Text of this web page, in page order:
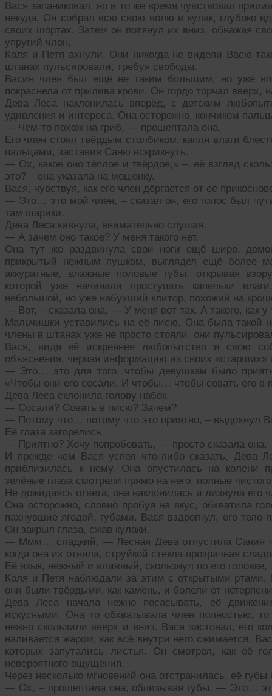
Вася запаниковал, но в то же время чувствовал
некуда. Он собрал всю свою волю в кулак, глубоко
своих шортах. Затем он потянул их вниз, обнажая
упругий член.
Коля и Петя ахнули. Они никогда не видели Васю
штанах пульсировали, требуя свободы.
Васин член был ещё не таким большим, но уже
покраснела от прилива крови. Он гордо торчал вверх,
Дева Леса наклонилась вперёд, с детским
удивления и интереса. Она осторожно, кончиком
— Чем-то похож на гриб, — прошептала она.
Его член стоял твёрдым столбиком, капля влаги
пальцами, заставив Саню вскрикнуть.
— Ох, какое оно тёплое и твёрдое,» –, её взгляд
это? – она указала на мошонку.
Вася, чувствуя, как его член дёргается от её
— Это… это мой член, – сказал он, его голос был
там шарики.
Дева Леса кивнула, внимательно слушая.
— А зачем оно такое? У меня такого нет.
Она тут же раздвинула свои ноги ещё шире,
прикрытый нежным пушком, выглядел ещё более
аккуратные, влажные половые губы, открывая
которой уже начинали проступать капельки
небольшой, но уже набухший клитор, похожий на
— Вот, – сказала она. — У меня вот так. А такого, как у
Мальчишки уставились на её писю. Она была такой
члены в штанах уже не просто стояли, они
Вася, видя её искреннее любопытство и свою
объяснения, черпая информацию из своих «старших»
— Это… это для того, чтобы девушкам было
«Чтобы они его сосали. И чтобы… чтобы совать его в
Дева Леса склонила голову набок.
— Сосали? Совать в писю? Зачем?
— Потому что… потому что это приятно, – выдохнул
Её глаза загорелись.
— Приятно? Хочу попробовать, — просто сказала она.
И прежде чем Вася успел что-либо сказать, Дева
приблизилась к нему. Она опустилась на колени
зелёные глаза смотрели прямо на него, полные
Не дожидаясь ответа, она наклонилась и лизнула его
Она осторожно, словно пробуя на вкус, обхватила
пахнувшие ягодой, губами. Вася вздрогнул, его тело
Он закрыл глаза, сжав кулаки.
— Ммм… сладкий, — Лесная Дева отпустила Санин
когда она их отняла, струйкой стекла прозрачная
Её язык, нежный и влажный, скользнул по его
Коля и Петя наблюдали за этим с открытыми
они были твёрдыми, как камень, и болели от
Дева Леса начала нежно посасывать, её
искусными. Она то обхватывала член полностью,
нежно скользили вверх и вниз. Вася застонал, его
наливается жаром, как всё внутри него сжимается.
которых запутались листья. Он смотрел, как её
невероятного ощущения.
Через несколько мгновений она отстранилась, её
— Ох, – прошептала она, облизывая губы. — Это…